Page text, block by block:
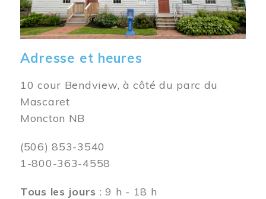
Adresse et heures
10 cour Bendview, à côté du parc du
Mascaret
Moncton NB
(506) 853-3540
1-800-363-4558
Tous les jours : 9 h - 18 h